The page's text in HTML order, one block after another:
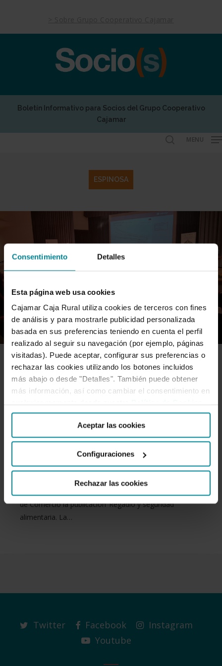
Consentimiento Detalles
Esta página web usa cookies
Cajamar Caja Rural utiliza cookies de terceros con fines
de análisis y para mostrarle publicidad personalizada
basada en sus preferencias teniendo en cuenta el perfil
realizado al seguir su navegación (por ejemplo, páginas
visitadas). Puede aceptar, configurar sus preferencias o
rechazar las cookies utilizando los botones incluidos
más abajo o desde "Detalles". También puede obtener
más información, así como cambiar el consentimiento en
Aceptar las cookies
Configuraciones
Rechazar las cookies
main
Boletín Informativo para Socios del Grupo Cooperativo
Cajamar
MENU
ESPINOSA
ADN-AGRO
estratégico del regadío para la
economía española
de Comercio la publicación ‘Regadío y seguridad
alimentaria. La…
Twitter Facebook
Instagram
Youtube